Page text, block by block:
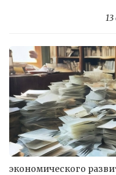
экономического